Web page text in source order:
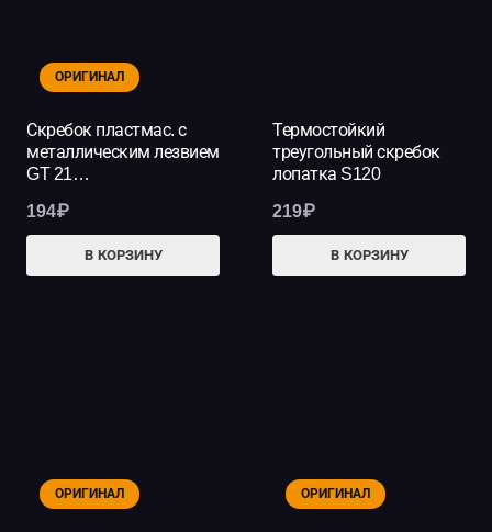
ОРИГИНАЛ
Скребок пластмас. с
металлическим лезвием
GT 21…
194₽
В КОРЗИНУ
Термостойкий
треугольный скребок
лопатка S120
219₽
В КОРЗИНУ
ОРИГИНАЛ ОРИГИНАЛ